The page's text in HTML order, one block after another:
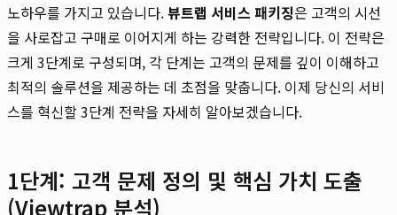
노하우를 가지고 있습니다.뷰트랩 서비스 패키징은 고객의 시선
을 사로잡고 구매로 이어지게 하는 강력한 전략입니다. 이 전략은
크게 3단계로 구성되며, 각 단계는 고객의 문제를 깊이 이해하고
최적의 솔루션을 제공하는 데 초점을 맞춥니다. 이제 당신의 서비
스를 혁신할 3단계 전략을 자세히 알아보겠습니다.
1단계: 고객 문제 정의 및 핵심 가치 도출
(Viewtrap 분석)